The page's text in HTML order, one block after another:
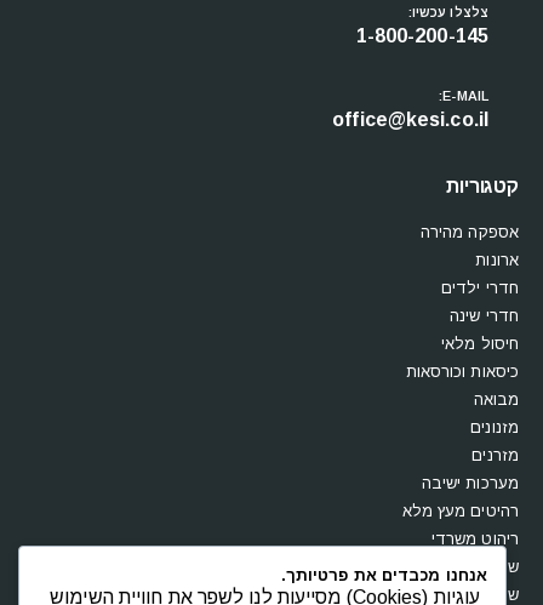
צלצלו עכשיו:
1-800-200-145
E-MAIL:
office@kesi.co.il
קטגוריות
אספקה מהירה
ארונות
חדרי ילדים
חדרי שינה
חיסול מלאי
כיסאות וכורסאות
מבואה
מזנונים
מזרנים
מערכות ישיבה
רהיטים מעץ מלא
ריהוט משרדי
שולחנות
שידות וקומודות
אנחנו מכבדים את פרטיותך.
עוגיות (Cookies) מסייעות לנו לשפר את חוויית השימוש